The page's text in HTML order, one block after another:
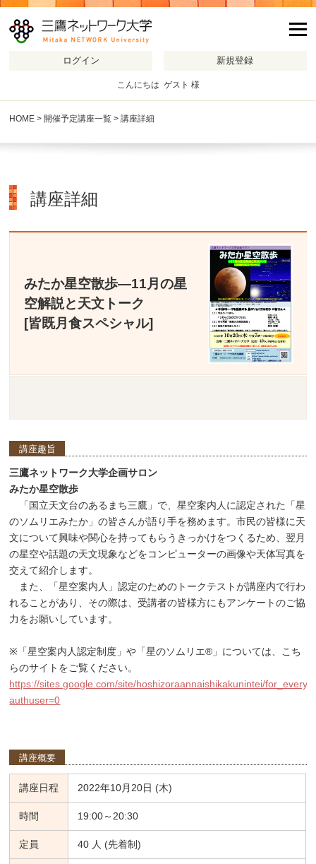
こんにちは ゲスト 様
HOME > 開催予定講座一覧 > 講座詳細
講座詳細
みたか星空散歩―11月の星
空解説と天文トーク
[皆既月食スペシャル]
講座趣旨
三鷹ネットワーク大学企画サロン
みたか星空散歩
「国立天文台のあるまち三鷹」で、星空案内人に認定された「星
のソムリエみたか」の皆さんが語り手を務めます。市民の皆様に天
文について興味や関心を持ってもらうきっかけをつくるため、翌月
の星空や話題の天文現象などをコンピューターの画像や天体写真を
交えて紹介します。
また、「星空案内人」認定のためのトークテストが講座内で行わ
れることがあり、その際は、受講者の皆様方にもアンケートのご協
力をお願いしています。
※「星空案内人認定制度」や「星のソムリエ®」については、こち
らのサイトをご覧ください。
https://sites.google.com/site/hoshizoraannaishikakunintei/
authuser=0
講座概要
講座日程 2022年10月20日 (木)
時間 19:00～20:30
定員 40 人 (先着制)